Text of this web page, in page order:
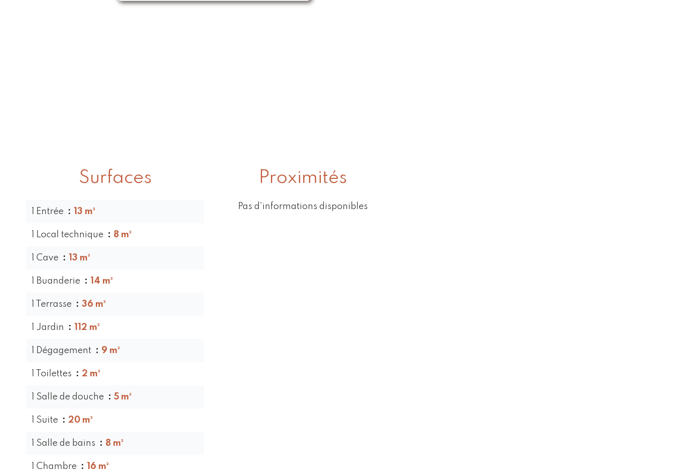
Surfaces
1 Entrée 13 m²
1 Local technique 8 m²
1 Cave 13 m²
1 Buanderie 14 m²
1 Terrasse 36 m²
1 Jardin 112 m²
1 Dégagement 9 m²
1 Toilettes 2 m²
1 Salle de douche 5 m²
1 Suite 20 m²
1 Salle de bains 8 m²
1 Chambre 16 m²
Proximités
Pas d'informations disponibles